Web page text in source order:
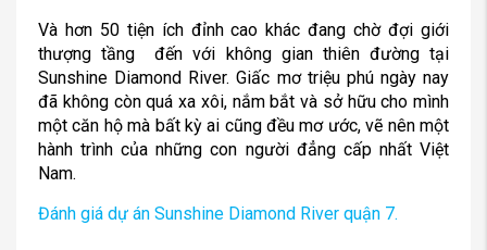
Và hơn 50 tiện ích đỉnh cao khác đang chờ đợi giới
thượng tầng đến với không gian thiên đường tại
Sunshine Diamond River. Giấc mơ triệu phú ngày nay
đã không còn quá xa xôi, nắm bắt và sở hữu cho mình
một căn hộ mà bất kỳ ai cũng đều mơ ước, vẽ nên một
hành trình của những con người đẳng cấp nhất Việt
Nam.
Đánh giá dự án Sunshine Diamond River quận 7.